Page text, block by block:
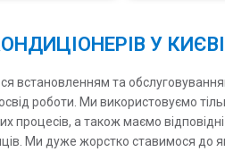
У
та
роботи. Ми використовуємо
процесів, а також маємо
Ми дуже жорстко ставимося до